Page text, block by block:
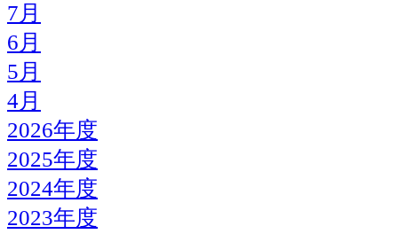
7月
6月
5月
4月
2026年度
2025年度
2024年度
2023年度